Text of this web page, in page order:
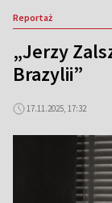
Reportaż
„Jerzy
Brazylii”
17.11.2025, 17:32